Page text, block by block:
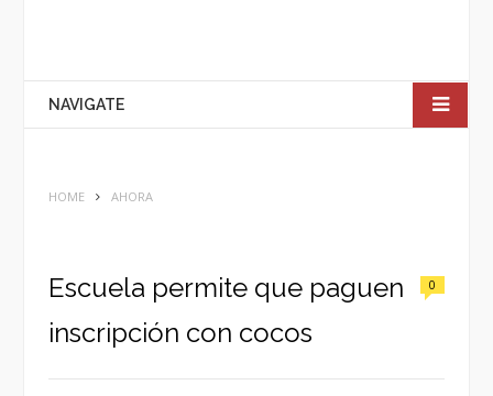
NAVIGATE
HOME AHORA
Escuela permite que paguen
inscripción con cocos
0